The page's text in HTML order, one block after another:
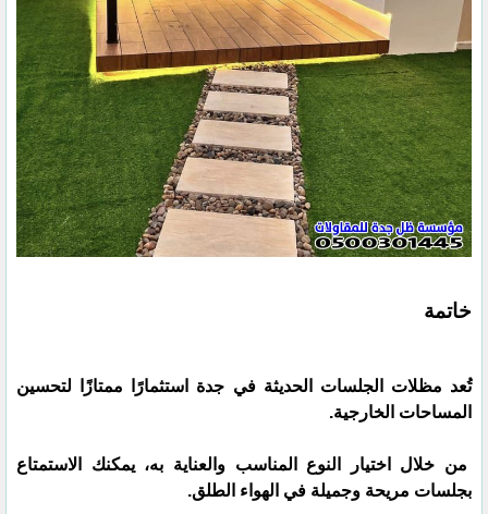
خاتمة
تُعد مظلات الجلسات الحديثة في جدة استثمارًا ممتازًا لتحسين
المساحات الخارجية.
من خلال اختيار النوع المناسب والعناية به، يمكنك الاستمتاع
بجلسات مريحة وجميلة في الهواء الطلق.